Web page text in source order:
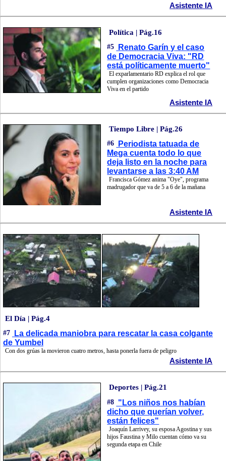
Asistente IA
Política | Pág.16
#5
Renato Garín y el caso
de Democracia Viva: "RD
está políticamente muerto"
El exparlamentario RD explica el rol que
cumplen organizaciones como Democracia
Viva en el partido
Asistente IA
Tiempo Libre | Pág.26
#6
Periodista tatuada de
Mega cuenta todo lo que
deja listo en la noche para
levantarse a las 3:40 AM
Francisca Gómez anima "Oye", programa
madrugador que va de 5 a 6 de la mañana
Asistente IA
El Día | Pág.4
#7
La delicada maniobra para rescatar la casa colgante
de Yumbel
Con dos grúas la movieron cuatro metros, hasta ponerla fuera de peligro
Asistente IA
Deportes | Pág.21
#8 "Los niños nos habían
dicho que querían volver,
están felices"
Joaquín Larrivey, su esposa Agostina y sus
hijos Faustina y Milo cuentan cómo va su
segunda etapa en Chile